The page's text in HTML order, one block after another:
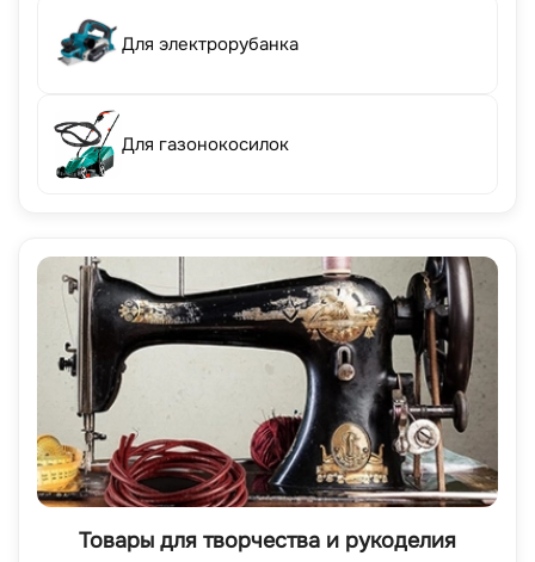
Для электрорубанка
Для газонокосилок
Товары для творчества и рукоделия